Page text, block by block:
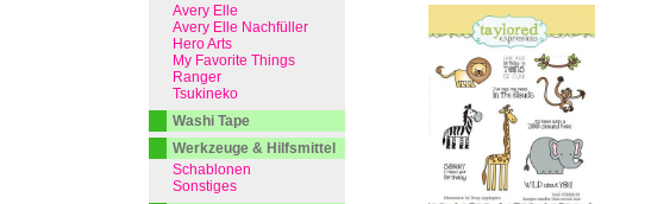
Avery Elle
Avery Elle Nachfüller
Hero Arts
My Favorite Things
Ranger
Tsukineko
Washi Tape
Werkzeuge & Hilfsmittel
Schablonen
Sonstiges